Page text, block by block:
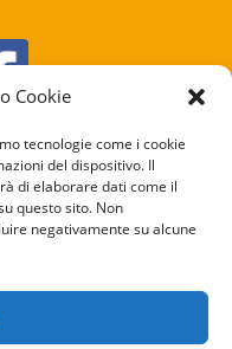
Cookie
tecnologie come i cookie
del dispositivo. Il
di elaborare dati come il
questo sito. Non
negativamente su alcune